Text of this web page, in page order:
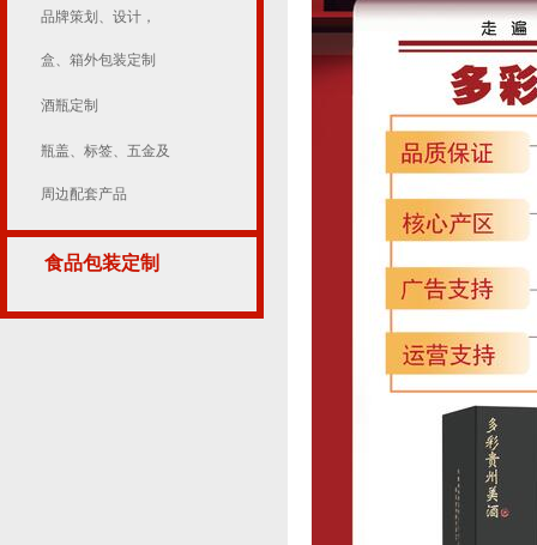
品牌策划、设计，
盒、箱外包装定制
酒瓶定制
瓶盖、标签、五金及
周边配套产品
食品包装定制